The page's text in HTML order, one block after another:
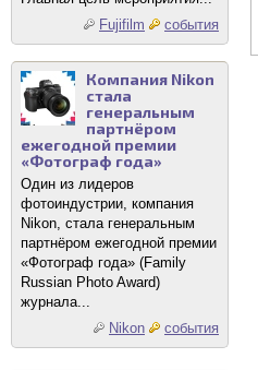
Fujifilm
события
Компания Nikon
стала
генеральным
партнёром
ежегодной премии
«Фотограф года»
Один из лидеров
фотоиндустрии, компания
Nikon, стала генеральным
партнёром ежегодной премии
«Фотограф года» (Family
Russian Photo Award)
журнала...
Nikon
события